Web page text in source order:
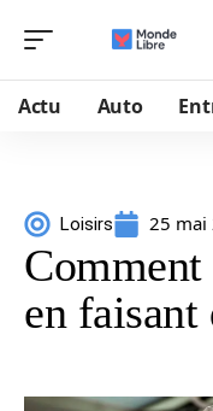
Actu Auto
Loisirs 25 mai
Comment
en faisant